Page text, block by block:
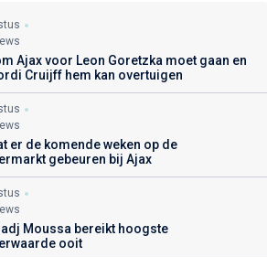
Ajax voor Leon Goretzka moet gaan en
Cruijff hem kan overtuigen
er de komende weken op de
gebeuren bij Ajax
Moussa bereikt hoogste
ooit